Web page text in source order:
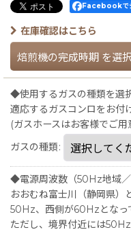
Facebookで
在庫確認はこちら
焙煎機の完成時期 を選
◆使用するガスの種類を選
適応するガスコンロをお付
(ガスホースはお客様でご用
ガスの種類:
◆電源周波数（50Hz地域／
おおむね富士川（静岡県）
50Hz、西側が60Hzとなっ
ただし、境界付近には